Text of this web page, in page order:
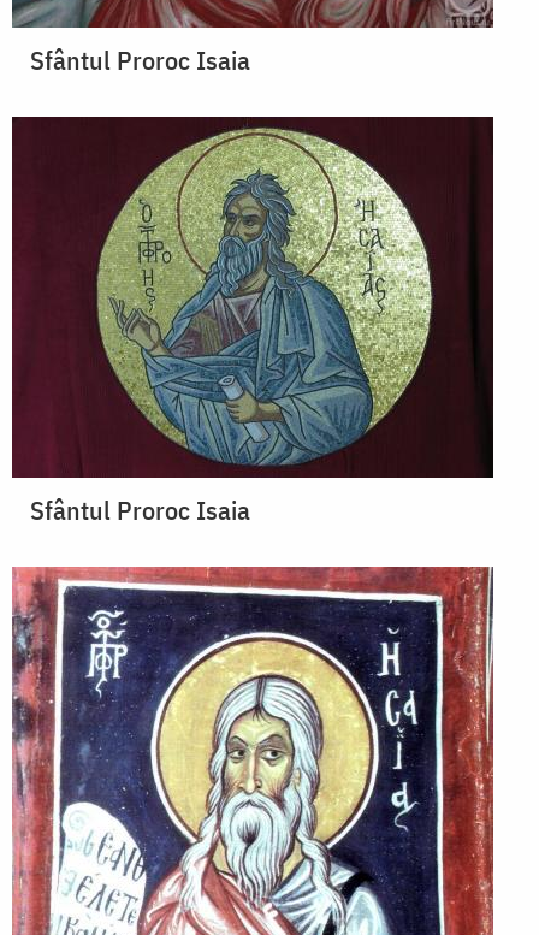
Sfântul Proroc Isaia
Sfântul Proroc Isaia